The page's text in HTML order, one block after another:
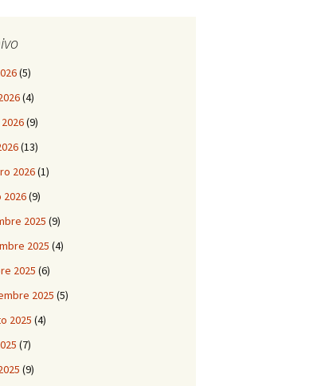
(5)
(4)
(9)
(13)
2026(1)
2026(9)
2025 (9)
2025 (4)
2025 (6)
2025 (5)
2025 (4)
(7)
(9)